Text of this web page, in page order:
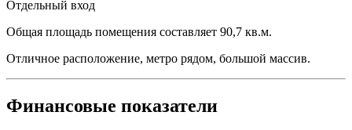
Отдельный вход
Общая площадь помещения составляет 90,7 кв.м.
Отличное расположение, метро рядом, большой массив.
Финансовые показатели